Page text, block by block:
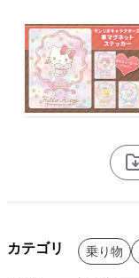
カテゴリ 乗り物